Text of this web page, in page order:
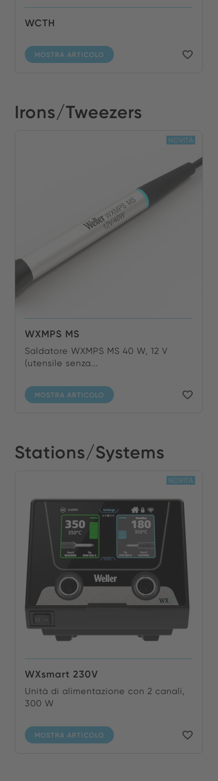
WCTH
MOSTRA ARTICOLO
Irons/Tweezers
WXMPS MS
Saldatore WXMPS MS 40 W, 12 V
(utensile senza...
MOSTRA ARTICOLO
NOVITÀ
Stations/Systems
WXsmart 230V
Unità di alimentazione con 2 canali,
300 W
MOSTRA ARTICOLO
NOVITÀ